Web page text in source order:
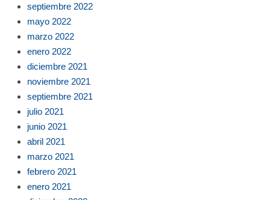
septiembre 2022
mayo 2022
marzo 2022
enero 2022
diciembre 2021
noviembre 2021
septiembre 2021
julio 2021
junio 2021
abril 2021
marzo 2021
febrero 2021
enero 2021